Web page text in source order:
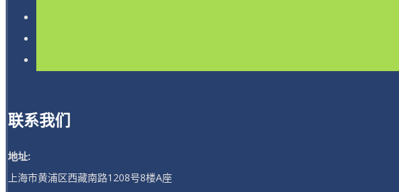
联系我们
地址:
上海市黄浦区西藏南路1208号8楼A座